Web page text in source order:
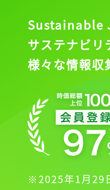
Sustainable
サステナビリ
様々な情報収
※2025年1月29